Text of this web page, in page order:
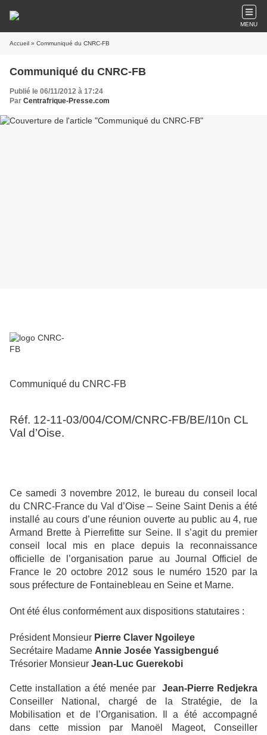
MENU
Accueil » Communiqué du CNRC-FB
Communiqué du CNRC-FB
Publié le 06/11/2012 à 17:24
Par Centrafrique-Presse.com
Communiqué du CNRC-FB
Réf. 12-11-03/004/COM/CNRC-FB/BE/I10n CL
Val d’Oise.
Ce samedi 3 novembre 2012, le bureau du conseil local
du CNRC-France du Val d’Oise – Seine Saint Denis a été
installé au cours d’une réunion ouverte au public au 4, rue
Armand Brette à Pierrefitte sur Seine. Il s’agit du premier
conseil local mis en place depuis la reconnaissance
officielle de l’organisation parue au Journal Officiel de
France le 20 octobre 2012 sous le numéro 1520 par la
sous préfecture de Fontainebleau en Seine et Marne.
Ont été élus conformément aux dispositions statutaires :
Président Monsieur Pierre Claver Ngoileye
Secrétaire Madame Annie Josée Yassigbengué
Trésorier Monsieur Jean-Luc Guerekobi
Cette installation a été menée par Jean-Pierre Redjekra
Conseiller National, chargé de la Stratégie, de la
Mobilisation et de l’Organisation. Il a été accompagné
dans cette mission par Manoël Mageot, Conseiller